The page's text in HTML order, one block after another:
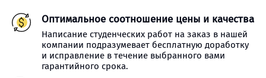
Оптимальное соотношение цены и качества
Написание студенческих работ на заказ в нашей
компании подразумевает бесплатную доработку
и исправление в течение выбранного вами
гарантийного срока.